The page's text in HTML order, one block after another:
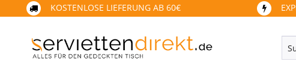
KOSTENLOSE LIEFERUNG AB 60€